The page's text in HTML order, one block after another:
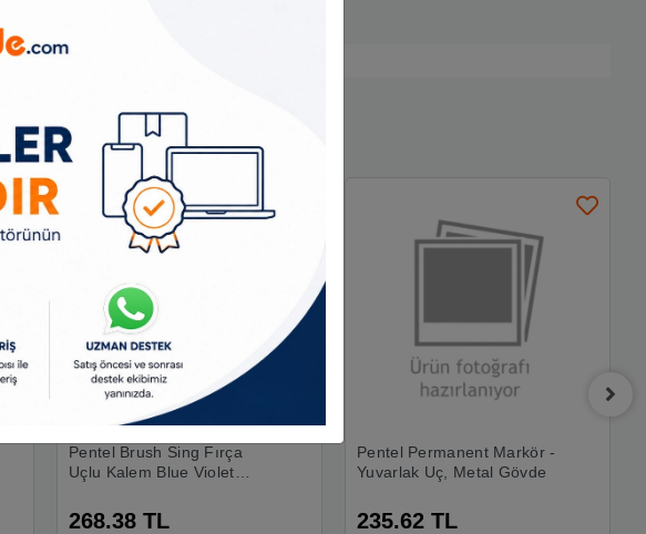
Pentel Brush Sing Fırça
Uçlu Kalem Blue Violet
268.38 TL
Pentel Permanent Markör -
Yuvarlak Uç, Metal Gövde
235.62 TL